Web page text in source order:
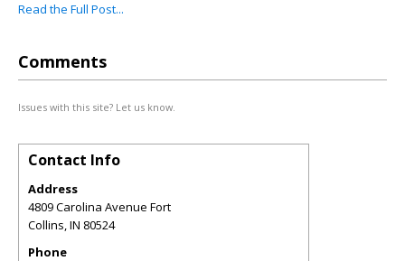
Read the Full Post...
Comments
Issues with this site? Let us know.
Contact Info
Address
4809 Carolina Avenue Fort
Collins,IN 80524
Phone